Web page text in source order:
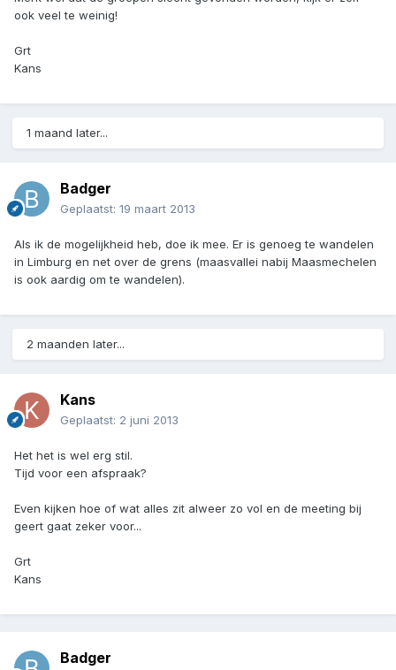
ook veel te weinig!
Grt
Kans
1 maand later...
Badger
Geplaatst: 19 maart 2013
Als ik de mogelijkheid heb, doe ik mee. Er is genoeg te wandelen
in Limburg en net over de grens (maasvallei nabij Maasmechelen
is ook aardig om te wandelen).
2 maanden later...
Kans
Geplaatst: 2 juni 2013
Het het is wel erg stil.
Tijd voor een afspraak?
Even kijken hoe of wat alles zit alweer zo vol en de meeting bij
geert gaat zeker voor...
Grt
Kans
Badger